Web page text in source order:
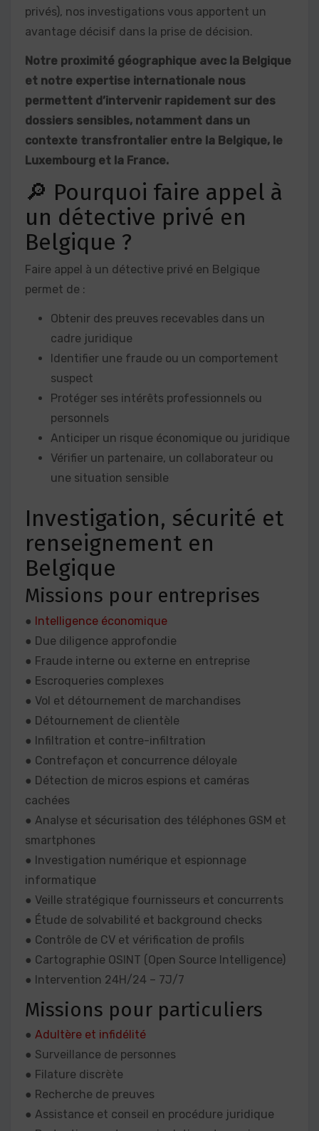
privés), nos investigations vous apportent un
avantage décisif dans la prise de décision.
Notre proximité géographique avec la Belgique
et notre expertise internationale nous
permettent d’intervenir rapidement sur des
dossiers sensibles, notamment dans un
contexte transfrontalier entre la Belgique, le
Luxembourg et la France.
🔎 Pourquoi faire appel à
un détective privé en
Belgique ?
Faire appel à un détective privé en Belgique
permet de :
Obtenir des preuves recevables dans un
cadre juridique
Identifier une fraude ou un comportement
suspect
Protéger ses intérêts professionnels ou
personnels
Anticiper un risque économique ou juridique
Vérifier un partenaire, un collaborateur ou
une situation sensible
Investigation, sécurité et
renseignement en
Belgique
Missions pour entreprises
● Intelligence économique
● Due diligence approfondie
● Fraude interne ou externe en entreprise
● Escroqueries complexes
● Vol et détournement de marchandises
● Détournement de clientèle
● Infiltration et contre-infiltration
● Contrefaçon et concurrence déloyale
● Détection de micros espions et caméras
cachées
● Analyse et sécurisation des téléphones GSM et
smartphones
● Investigation numérique et espionnage
informatique
● Veille stratégique fournisseurs et concurrents
● Étude de solvabilité et background checks
● Contrôle de CV et vérification de profils
● Cartographie OSINT (Open Source Intelligence)
● Intervention 24H/24 – 7J/7
Missions pour particuliers
● Adultère et infidélité
● Surveillance de personnes
● Filature discrète
● Recherche de preuves
● Assistance et conseil en procédure juridique